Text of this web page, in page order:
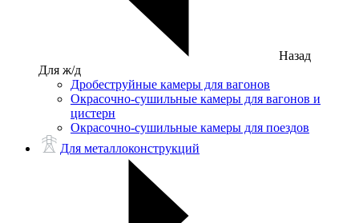
Назад
Для ж/д
Дробеструйные камеры для вагонов
Окрасочно-сушильные камеры для вагонов и
цистерн
Окрасочно-сушильные камеры для поездов
Для металлоконструкций